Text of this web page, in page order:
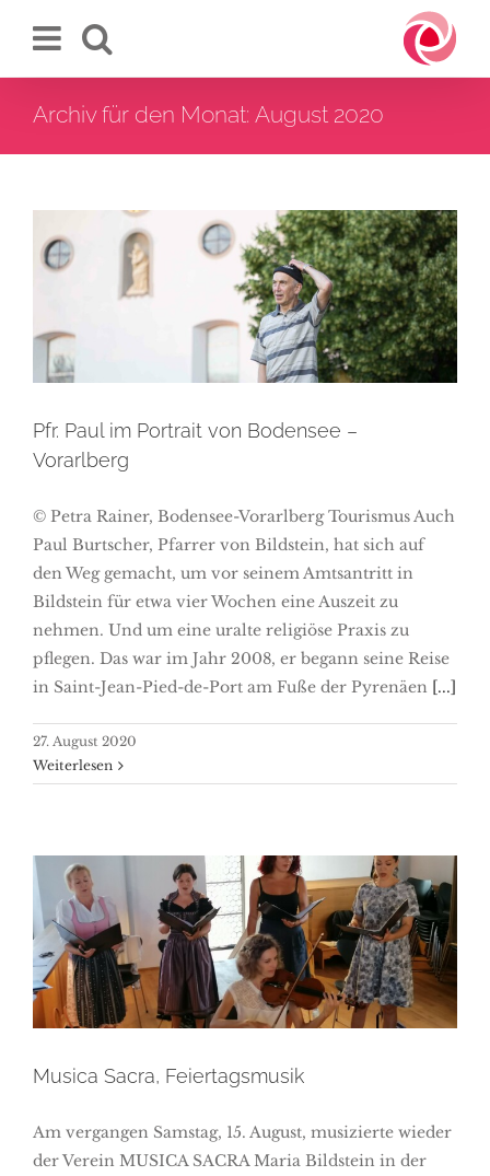
Inhalt
Archiv für den Monat: August 2020
Pfr. Paul im Portrait von
Bodensee – Vorarlberg
Pfr. Paul im Portrait von Bodensee –
Vorarlberg
© Petra Rainer, Bodensee-Vorarlberg Tourismus Auch
Paul Burtscher, Pfarrer von Bildstein, hat sich auf
den Weg gemacht, um vor seinem Amtsantritt in
Bildstein für etwa vier Wochen eine Auszeit zu
nehmen. Und um eine uralte religiöse Praxis zu
pflegen. Das war im Jahr 2008, er begann seine Reise
in Saint-Jean-Pied-de-Port am Fuße der Pyrenäen [...]
27. August 2020
Weiterlesen
Musica Sacra, Feiertagsmusik
Musica Sacra, Feiertagsmusik
Am vergangen Samstag, 15. August, musizierte wieder
der Verein MUSICA SACRA Maria Bildstein in der